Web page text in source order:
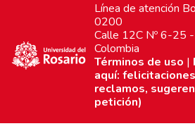
Línea de atención
0200
Calle 12C Nº 6-25
Colombia
Términos de uso |
aquí:
reclamos,
petición)